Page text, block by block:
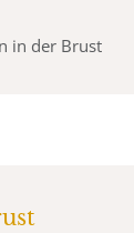
in der Brust